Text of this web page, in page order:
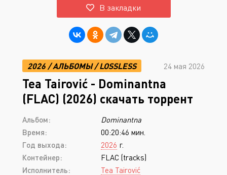
Восстановить пароль
Или войти через
В закладки
2026 /АЛЬБОМЫ/LOSSLESS 24 мая 2026
Tea Tairović - Dominantna
(FLAC) (2026) скачать торрент
Альбом:
Dominantna
Время:
00:20:46 мин.
Год выхода:
2026 г.
Контейнер:
FLAC (tracks)
Исполнитель:
Tea Tairović